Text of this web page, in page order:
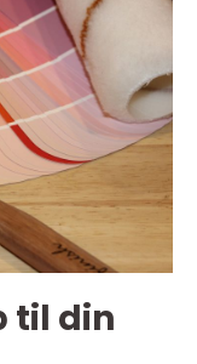
til din